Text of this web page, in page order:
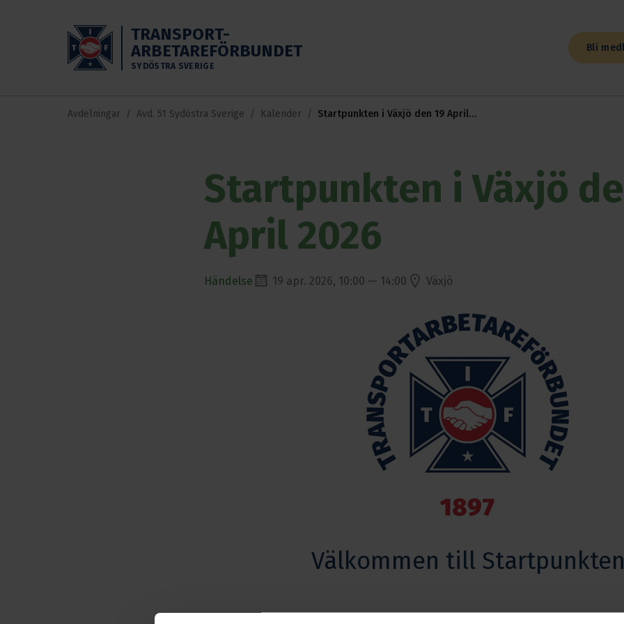
TRANSPORT-
ARBETAREFÖRBUNDET
SYDÖSTRA SVERIGE
Bli
Avdelningar Avd. 51 Sydöstra Sverige Kalender
Startpunkten i Växjö den 19 April
Startpunkten i Växjö
April 2026
Händelse 19 apr. 2026, 10:00 — 14:00 Växjö
Välkommen till